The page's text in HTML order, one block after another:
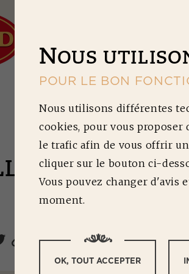
ET CRÈME
NOUS
POUR LE BON
Nous utilisons différentes
cookies, pour vous proposer
le trafic afin de vous offrir
cliquer sur le bouton ci-
Vous pouvez changer d'avis
moment.
OK, TOUT ACCEPTER